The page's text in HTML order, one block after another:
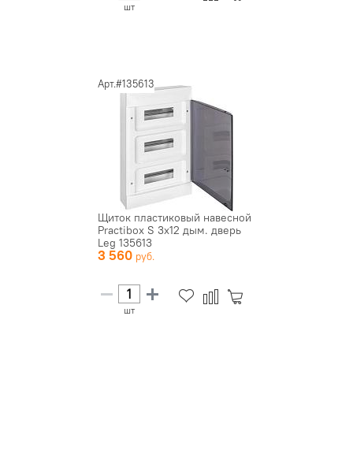
шт
Арт.#135613
Щиток пластиковый навесной
Practibox S 3х12 дым. дверь
Leg 135613
3 560
шт